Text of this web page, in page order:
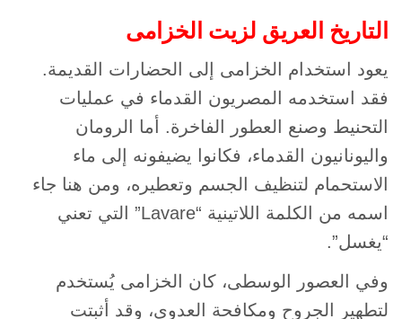
التاريخ العريق لزيت الخزامى
يعود استخدام الخزامى إلى الحضارات القديمة.
فقد استخدمه المصريون القدماء في عمليات
التحنيط وصنع العطور الفاخرة. أما الرومان
واليونانيون القدماء، فكانوا يضيفونه إلى ماء
الاستحمام لتنظيف الجسم وتعطيره، ومن هنا جاء
اسمه من الكلمة اللاتينية “Lavare” التي تعني
“يغسل”.
وفي العصور الوسطى، كان الخزامى يُستخدم
لتطهير الجروح ومكافحة العدوى، وقد أثبتت